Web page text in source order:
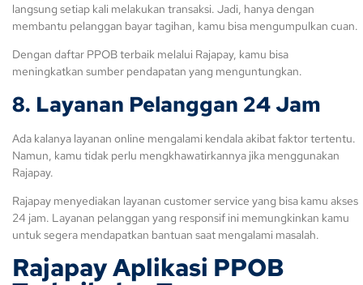
langsung setiap kali melakukan transaksi. Jadi, hanya dengan
membantu pelanggan bayar tagihan, kamu bisa mengumpulkan cuan.
Dengan daftar PPOB terbaik melalui Rajapay, kamu bisa
meningkatkan sumber pendapatan yang menguntungkan.
8. Layanan Pelanggan 24 Jam
Ada kalanya layanan online mengalami kendala akibat faktor tertentu.
Namun, kamu tidak perlu mengkhawatirkannya jika menggunakan
Rajapay.
Rajapay menyediakan layanan customer service yang bisa kamu akses
24 jam. Layanan pelanggan yang responsif ini memungkinkan kamu
untuk segera mendapatkan bantuan saat mengalami masalah.
Rajapay Aplikasi PPOB